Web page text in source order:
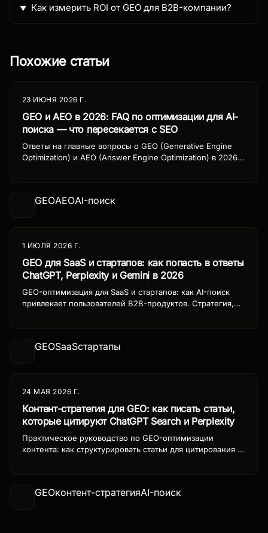
Как измерить ROI от GEO для B2B-компании?
Похожие статьи
23 ИЮНЯ 2026 Г.
GEO и AEO в 2026: FAQ по оптимизации для AI-
поиска — что пересекается с SEO
Ответы на главные вопросы о GEO (Generative Engine
Optimization) и AEO (Answer Engine Optimization) в 2026
GEOAEOAI-поиск
1 ИЮЛЯ 2026 Г.
GEO для SaaS и стартапов: как попасть в ответы
ChatGPT, Perplexity и Gemini в 2026
GEO-оптимизация для SaaS и стартапов: как AI-поиск
привлекает пользователей B2B-продуктов. Стратегия,
GEOSaaSстартапы
24 МАЯ 2026 Г.
Контент-стратегия для GEO: как писать статьи,
которые цитируют ChatGPT Search и Perplexity
Практическое руководство по GEO-оптимизации
контента: как структурировать статьи для цитирования в
GEOконтент-стратегияAI-поиск